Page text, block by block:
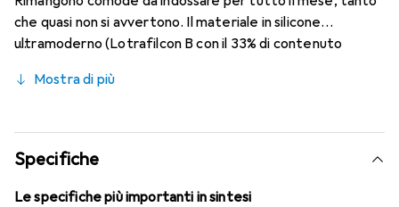
che quasi non si avvertono. Il materiale in silicone
ultramoderno (Lotrafilcon B con il 33% di contenuto
Moisture Matrix e la rinomata tecnologia SmartShield,
conosci. Un comfort duraturo e senza interruzioni per
l'intera giornata.
Mostra di più
Specifiche
Le specifiche più importanti in sintesi